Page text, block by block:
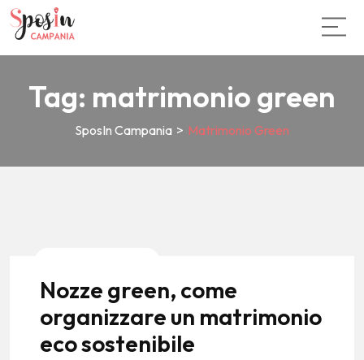
Tag: matrimonio green
SposIn Campania > Matrimonio Green
Nozze green, come
organizzare un matrimonio
eco sostenibile